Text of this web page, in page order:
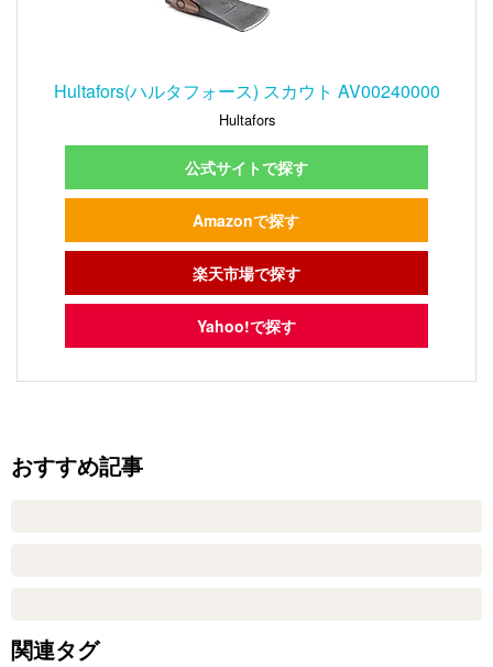
Hultafors(ハルタフォース) スカウト AV00240000
Hultafors
公式サイトで探す
Amazonで探す
楽天市場で探す
Yahoo!で探す
おすすめ記事
関連タグ